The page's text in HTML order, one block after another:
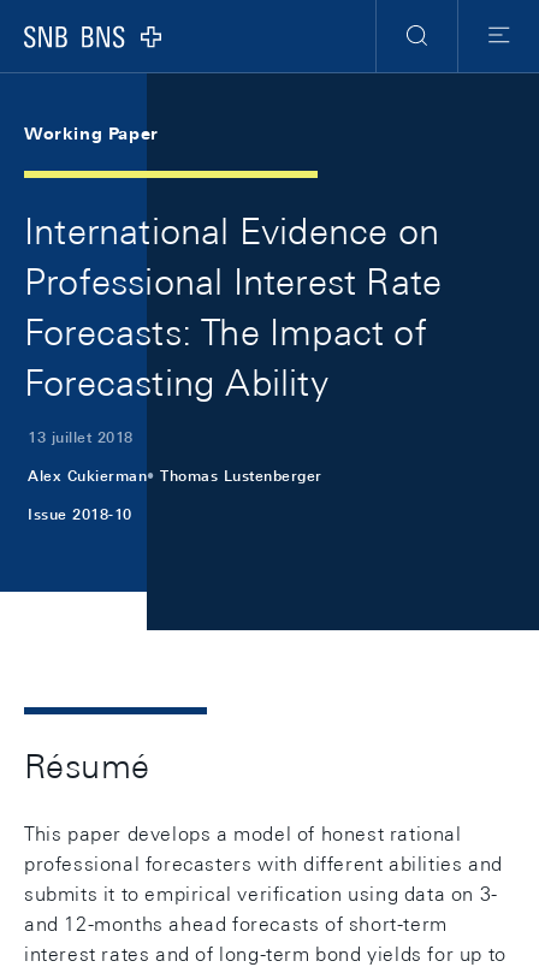
Logo
RechercheMenu
Working Paper
International Evidence on
Professional Interest Rate
Forecasts: The Impact of
Forecasting Ability
13 juillet 2018
Alex Cukierman Thomas Lustenberger
Issue 2018-10
Résumé
This paper develops a model of honest rational
professional forecasters with different abilities and
submits it to empirical verification using data on 3-
and 12-months ahead forecasts of short-term
interest rates and of long-term bond yields for up to